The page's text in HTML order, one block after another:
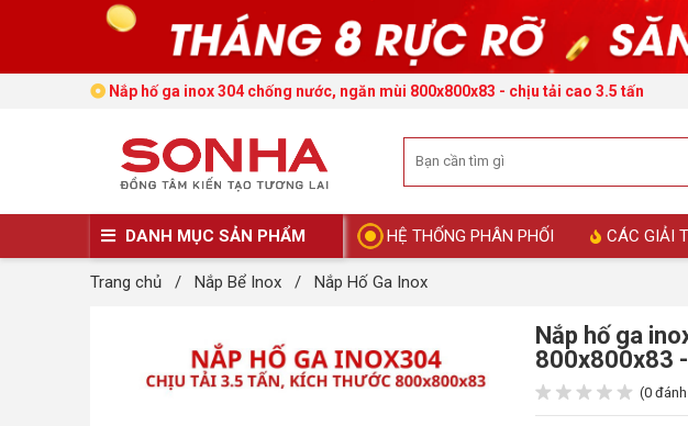
Nắp hố ga inox 304 chống nước, ngăn mùi 800x800x83 - chịu tải cao 3.5 tấn
DANH MỤC SẢN PHẨM HỆ THỐNG PHÂN PHỐI CÁC GIẢI
Trang chủ / Nắp Bể Inox / Nắp Hố Ga Inox
Nắp hố ga
800x800x83
(0